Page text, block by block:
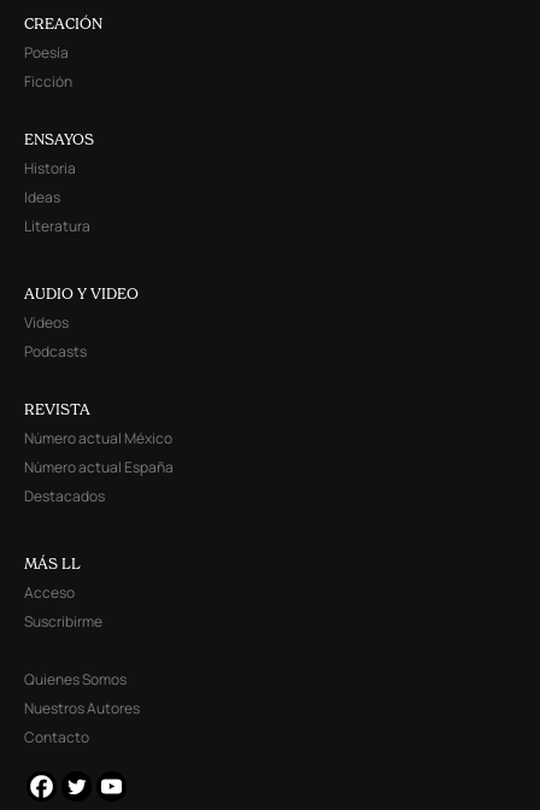
CREACIÓN
Poesía
Ficción
ENSAYOS
Historia
Ideas
Literatura
AUDIO Y VIDEO
Videos
Podcasts
REVISTA
Número actual México
Número actual España
Destacados
MÁS LL
Acceso
Suscribirme
Quienes Somos
Nuestros Autores
Contacto